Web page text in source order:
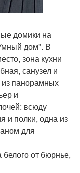
домики на
дом". В
зона кухни
санузел и
из панорамных
и
всюду
и полки, одна из
для
от бюрнье,